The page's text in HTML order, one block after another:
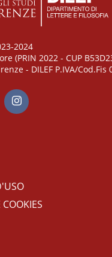
2024
(PRIN 2022 - CUP
- DILEF P.IVA/Cod.Fis
COOKIES